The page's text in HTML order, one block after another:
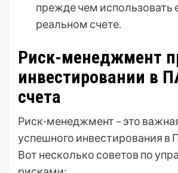
прежде чем использовать
реальном счете.
Риск-менеджмент
инвестировании в
счета
Риск-менеджмент – это
успешного инвестирования в
Вот несколько советов по